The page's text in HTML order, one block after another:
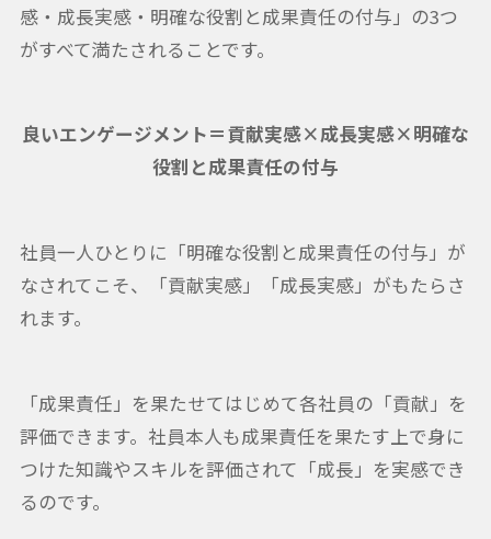
感・成長実感・明確な役割と成果責任の付与」の3つ
がすべて満たされることです。
良いエンゲージメント＝貢献実感×成長実感×明確な
役割と成果責任の付与
社員一人ひとりに「明確な役割と成果責任の付与」が
なされてこそ、「貢献実感」「成長実感」がもたらさ
れます。
「成果責任」を果たせてはじめて各社員の「貢献」を
評価できます。社員本人も成果責任を果たす上で身に
つけた知識やスキルを評価されて「成長」を実感でき
るのです。